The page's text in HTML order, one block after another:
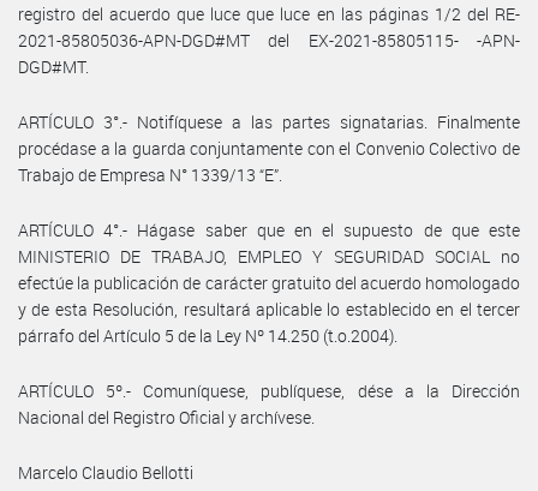
registro del acuerdo que luce que luce en las páginas 1/2 del RE-
2021-85805036-APN-DGD#MT del EX-2021-85805115- -APN-
DGD#MT.
ARTÍCULO 3°.- Notifíquese a las partes signatarias. Finalmente
procédase a la guarda conjuntamente con el Convenio Colectivo de
Trabajo de Empresa N° 1339/13 “E”.
ARTÍCULO 4°.- Hágase saber que en el supuesto de que este
MINISTERIO DE TRABAJO, EMPLEO Y SEGURIDAD SOCIAL no
efectúe la publicación de carácter gratuito del acuerdo homologado
y de esta Resolución, resultará aplicable lo establecido en el tercer
párrafo del Artículo 5 de la Ley Nº 14.250 (t.o.2004).
ARTÍCULO 5º.- Comuníquese, publíquese, dése a la Dirección
Nacional del Registro Oficial y archívese.
Marcelo Claudio Bellotti